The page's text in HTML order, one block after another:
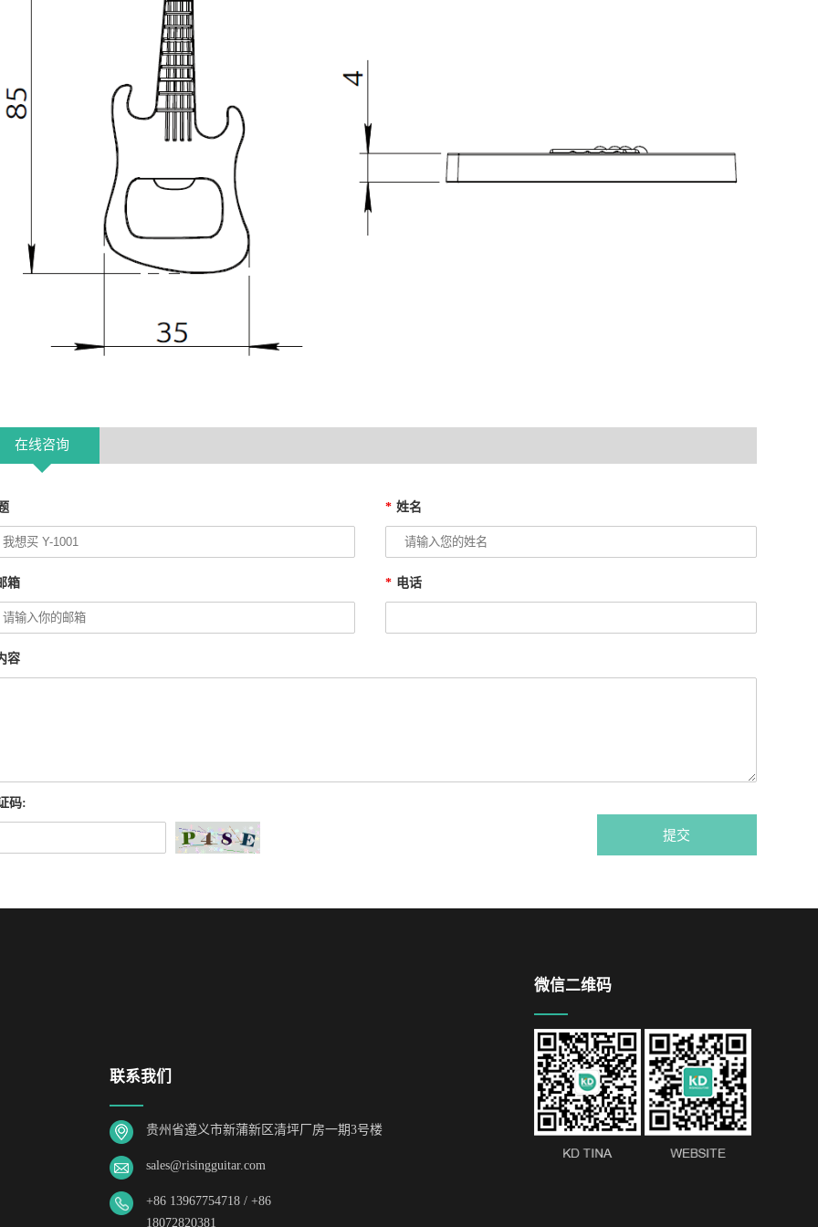
在线咨询
* 姓名
箱 * 电话
容
码:
提交
联系我们
贵州省遵义市新蒲新区清坪厂房一期3号楼
sales@risingguitar.com
+86 13967754718 / +86
18072820381
微信二维码